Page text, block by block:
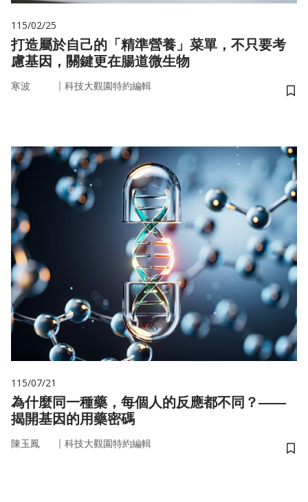
115/02/25
打造屬於自己的「精準營養」菜單，不只要考
慮基因，關鍵更在腸道微生物
寒波 ｜ 科技大觀園特約編輯
儲
115/07/21
為什麼同一種藥，每個人的反應都不同？——
揭開基因的用藥密碼
陳玉鳳 ｜ 科技大觀園特約編輯
儲